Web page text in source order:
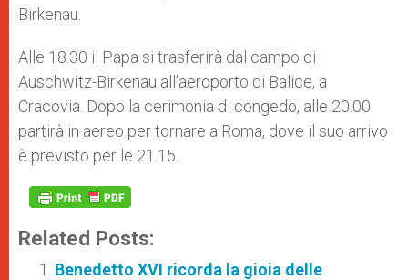
Birkenau.
Alle 18.30 il Papa si trasferirà dal campo di
Auschwitz-Birkenau all’aeroporto di Balice, a
Cracovia. Dopo la cerimonia di congedo, alle 20.00
partirà in aereo per tornare a Roma, dove il suo arrivo
è previsto per le 21.15.
Related Posts:
Benedetto XVI ricorda la gioia delle